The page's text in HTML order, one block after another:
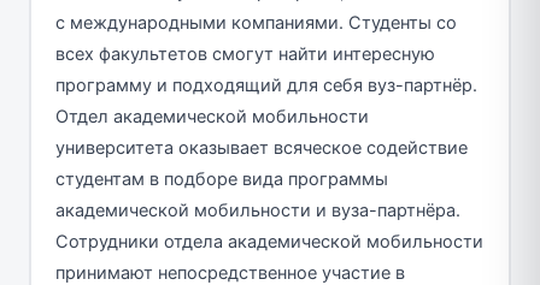
с международными компаниями. Студенты со
всех факультетов смогут найти интересную
программу и подходящий для себя вуз-партнёр.
Отдел академической мобильности
университета оказывает всяческое содействие
студентам в подборе вида программы
академической мобильности и вуза-партнёра.
Сотрудники отдела академической мобильности
принимают непосредственное участие в